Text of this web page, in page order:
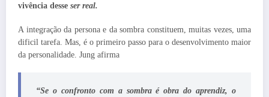
vivência desse ser real.
A integração da persona e da sombra constituem, muitas vezes, uma
dificil tarefa. Mas, é o primeiro passo para o desenvolvimento maior
da personalidade. Jung afirma
“Se o confronto com a sombra é obra do aprendiz, o